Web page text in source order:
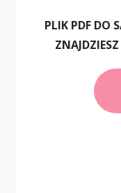
PLIK PDF DO